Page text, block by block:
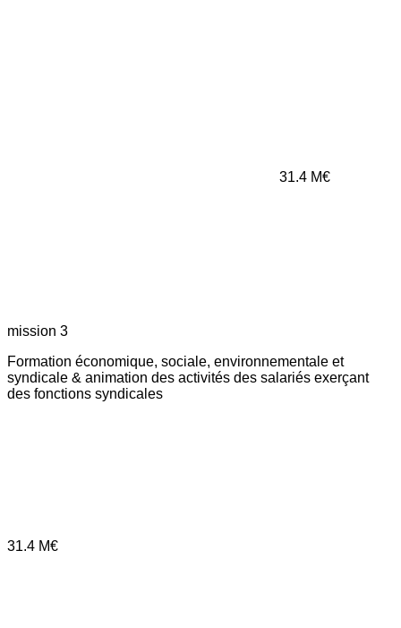
31.4 M€
mission 3
Formation économique, sociale, environnementale et
syndicale & animation des activités des salariés exerçant
des fonctions syndicales
31.4 M€